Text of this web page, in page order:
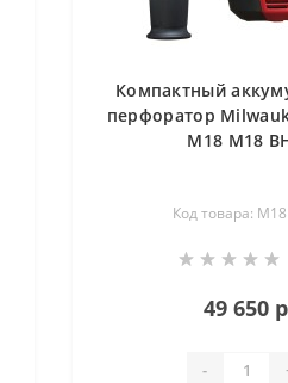
Компактный
перфоратор
М18 M18
Код товара:
49 650
-